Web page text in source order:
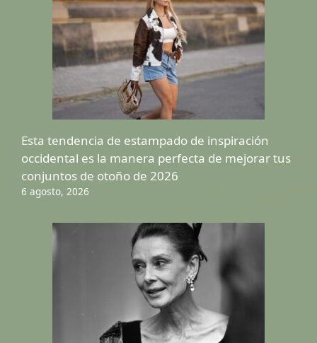
Esta tendencia de estampado de inspiración
occidental es la manera perfecta de mejorar tus
conjuntos de otoño de 2026
6 agosto, 2026